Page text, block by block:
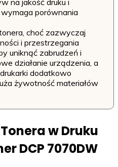
na jakość druku i
porównania
choć zazwyczaj
i przestrzegania
uniknąć zabrudzeń i
działanie urządzenia, a
dodatkowo
żywotność materiałów
w Druku
DCP 7070DW